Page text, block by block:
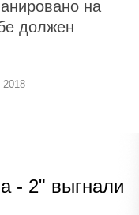
на
должен
2018
- 2" выгнали